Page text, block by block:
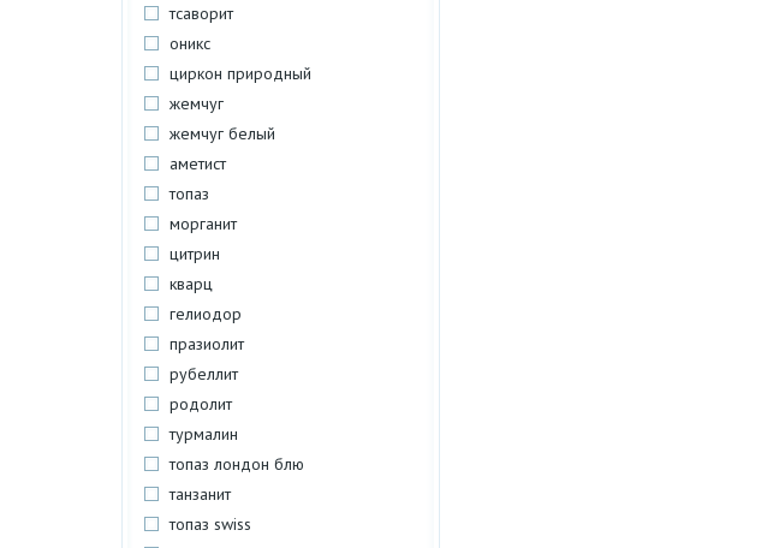
тсаворит
оникс
циркон природный
жемчуг
жемчуг белый
аметист
топаз
морганит
цитрин
кварц
гелиодор
празиолит
рубеллит
родолит
турмалин
топаз лондон блю
танзанит
топаз swiss